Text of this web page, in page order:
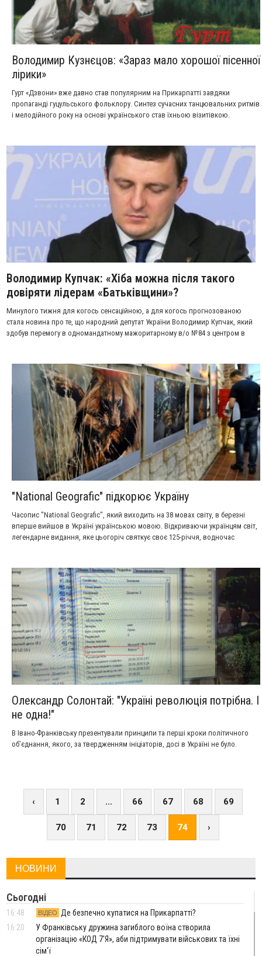
Володимир Кузнєцов: «Зараз мало хорошої пісенної
лірики»
Гурт «Дзвони» вже давно став популярним на Прикарпатті завдяки
пропаганді гуцульського фольклору. Синтез сучасних танцювальних ритмів
і мелодійного року на основі українського став їхньою візитівкою.
Володимир Купчак: «Хіба можна після такого
довіряти лідерам «Батьківщини»?
Минулого тижня для когось сенсаційною, а для когось прогнозованою
стала новина про те, що народний депутат України Володимир Купчак, який
здобув перемогу в одномандатному мажоритарному в/о №84 з центром в
"National Geografic" підкорює Україну
Часопис "National Geografic", який виходить на 38 мовах світу, в березні
вперше вийшов в Україні українською мовою. Відкриваючи українцям світ,
легендарне видання, яке цьогоріч святкує своє 125-річчя, водночас
Олександр Солонтай: "Україні революція потрібна. І
не одна!"
В Івано-Франківську презентували принципи та перші кроки політичного
об’єднання, якого, за твердженням ініціаторів, досі в Україні не було.
‹ 1 2 ... 66 67 68 69
70 71 72 73 74 ›
НОВИНИ
Сьогодні
16:48 ВІДЕО
Де безпечно купатися на Прикарпатті?
16:20
У Франківську дружина загиблого воїна створила
організацію «КОД 7'Я», аби підтримувати військових та їхні
сім'ї